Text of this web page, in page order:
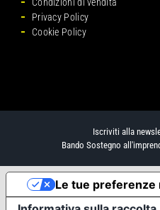
Privacy Policy
Cookie Policy
Iscriviti alla
Bando Sostegno
Le tue preferenze